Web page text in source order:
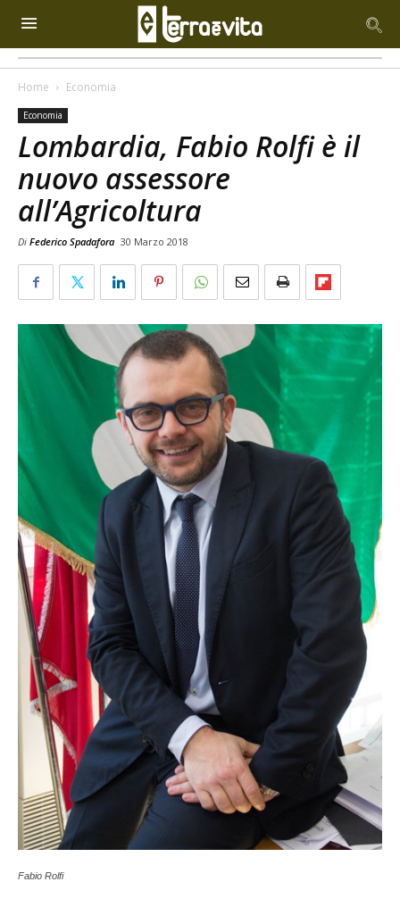
Home Economia
Economia
Lombardia, Fabio Rolfi è il
nuovo assessore
all’Agricoltura
Di Federico Spadafora 30 Marzo 2018
Fabio Rolfi